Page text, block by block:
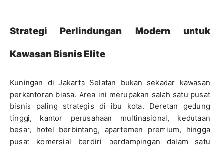
Strategi Perlindungan Modern untuk
Kawasan Bisnis Elite
Kuningan di Jakarta Selatan bukan sekadar kawasan
perkantoran biasa. Area ini merupakan salah satu pusat
bisnis paling strategis di ibu kota. Deretan gedung
tinggi, kantor perusahaan multinasional, kedutaan
besar, hotel berbintang, apartemen premium, hingga
pusat komersial berdiri berdampingan dalam satu